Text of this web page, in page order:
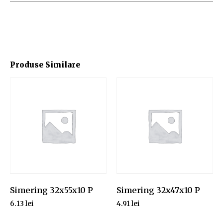
Produse Similare
Simering 32x55x10 P
6.13 lei
Simering 32x47x10 P
4.91lei